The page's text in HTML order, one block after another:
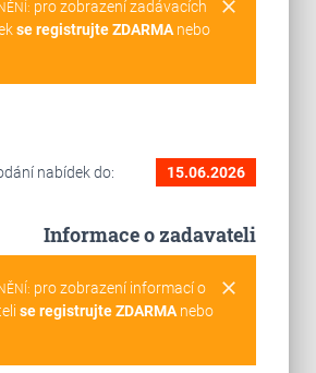
clear
pro zobrazení zadávacích
se registrujte ZDARMAnebo
nabídek do: 15.06.2026
Informace o zadavateli
clear
pro zobrazení informací o
se registrujte ZDARMAnebo